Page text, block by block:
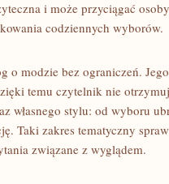
i może przyciągać
codziennych wyborów.
o modzie bez ograniczeń.
temu czytelnik nie
własnego stylu: od wyboru
Taki zakres tematyczny
związane z wyglądem.